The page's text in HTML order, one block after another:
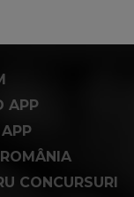
APP
CONCURSURI